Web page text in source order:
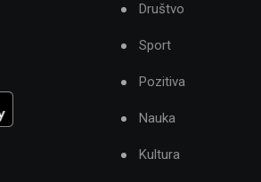
Društvo
Sport
Pozitiva
Nauka
Kultura